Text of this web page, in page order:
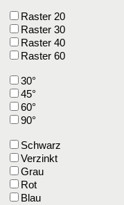
Raster 20
Raster 30
Raster 40
Raster 60
30°
45°
60°
90°
Schwarz
Verzinkt
Grau
Rot
Blau